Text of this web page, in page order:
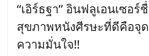
“เอิร์ธฐา” อินฟลูเอนเซ
สุขภาพหนังศีรษะที่ดีคือจุ
ความมั่นใจ!!